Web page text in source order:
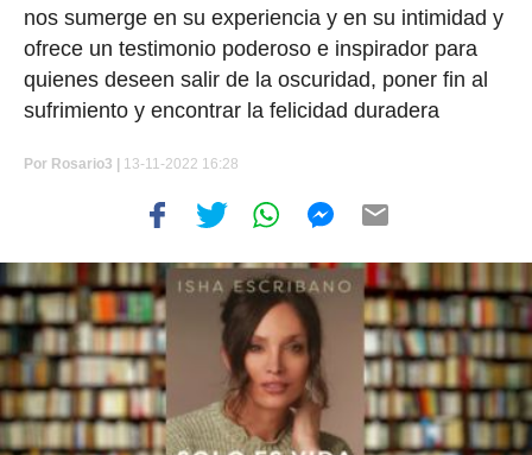
nos sumerge en su experiencia y en su intimidad y
ofrece un testimonio poderoso e inspirador para
quienes deseen salir de la oscuridad, poner fin al
sufrimiento y encontrar la felicidad duradera
Por Rosario3 | 13-11-2022 16:28